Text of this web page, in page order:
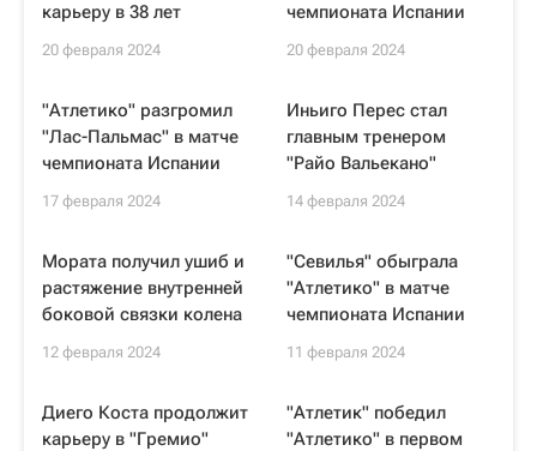
карьеру в 38 лет
20 февраля 2024
чемпионата Испании
20 февраля 2024
"Атлетико" разгромил
"Лас-Пальмас" в матче
чемпионата Испании
17 февраля 2024
Иньиго Перес стал
главным тренером
"Райо Вальекано"
14 февраля 2024
Мората получил ушиб и
растяжение внутренней
боковой связки колена
12 февраля 2024
"Севилья" обыграла
"Атлетико" в матче
чемпионата Испании
11 февраля 2024
Диего Коста продолжит
карьеру в "Гремио"
"Атлетик" победил
"Атлетико" в первом